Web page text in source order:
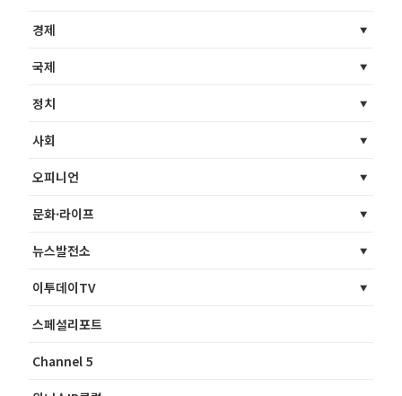
경제
국제
정치
사회
오피니언
문화·라이프
뉴스발전소
이투데이TV
스페셜리포트
Channel 5